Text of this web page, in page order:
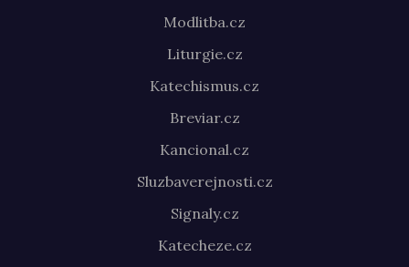
Modlitba.cz
Liturgie.cz
Katechismus.cz
Breviar.cz
Kancional.cz
Sluzbaverejnosti.cz
Signaly.cz
Katecheze.cz